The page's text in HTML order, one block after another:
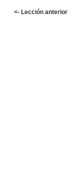
<- Lección anterior